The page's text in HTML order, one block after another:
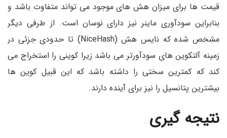
قیمت ها برای میزان هش های موجود می تواند متفاوت باشد و
بنابراین سودآوری ماینر نیز دارای نوسان است. از طرفی دیگر
مشخص شده که نایس هش (NiceHash) تا حدودی جزئی در
زمینه آلتکوین های سودآورتر می باشد زیرا کوینی را استخراج می
کند که کمترین سختی را داشته باشد که این قبیل کوین ها
بیشترین پتانسیل را نیز برای آینده دارند.
نتیجه گیری